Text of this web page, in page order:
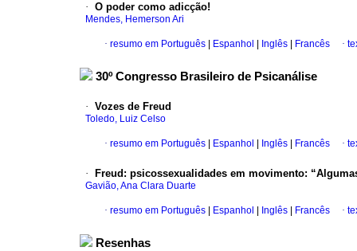
· O poder como adicção!
Mendes, Hemerson Ari
· resumo em Português Espanhol Inglês Francês ·
30º Congresso Brasileiro de Psicanálise
· Vozes de Freud
Toledo, Luiz Celso
· resumo em Português Espanhol Inglês Francês ·
· Freud: psicossexualidades em movimento:
Gavião, Ana Clara Duarte
· resumo em Português Espanhol Inglês Francês ·
Resenhas